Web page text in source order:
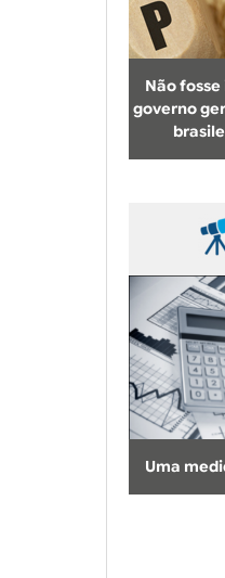
b
u
s
c
a
Não
governo
Uma